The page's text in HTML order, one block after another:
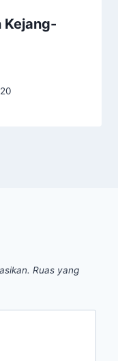
Kejang-
Ruas yang